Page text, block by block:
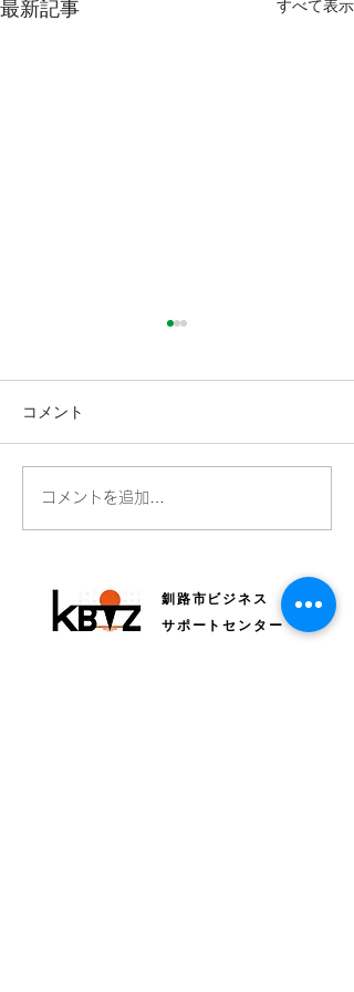
最新記事 すべて表示
全国Bizネットワークにつ
いて毎日新聞に掲載され
コメント
コメントを追加…
釧路市ビジネス
サポートセンター